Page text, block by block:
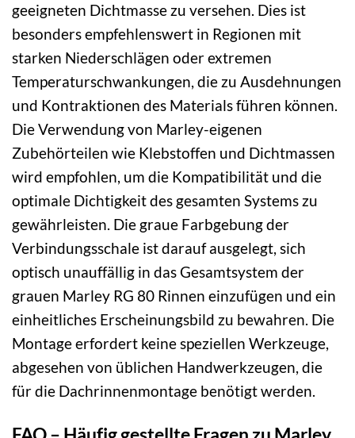
geeigneten Dichtmasse zu versehen. Dies ist
besonders empfehlenswert in Regionen mit
starken Niederschlägen oder extremen
Temperaturschwankungen, die zu Ausdehnungen
und Kontraktionen des Materials führen können.
Die Verwendung von Marley-eigenen
Zubehörteilen wie Klebstoffen und Dichtmassen
wird empfohlen, um die Kompatibilität und die
optimale Dichtigkeit des gesamten Systems zu
gewährleisten. Die graue Farbgebung der
Verbindungsschale ist darauf ausgelegt, sich
optisch unauffällig in das Gesamtsystem der
grauen Marley RG 80 Rinnen einzufügen und ein
einheitliches Erscheinungsbild zu bewahren. Die
Montage erfordert keine speziellen Werkzeuge,
abgesehen von üblichen Handwerkzeugen, die
für die Dachrinnenmontage benötigt werden.